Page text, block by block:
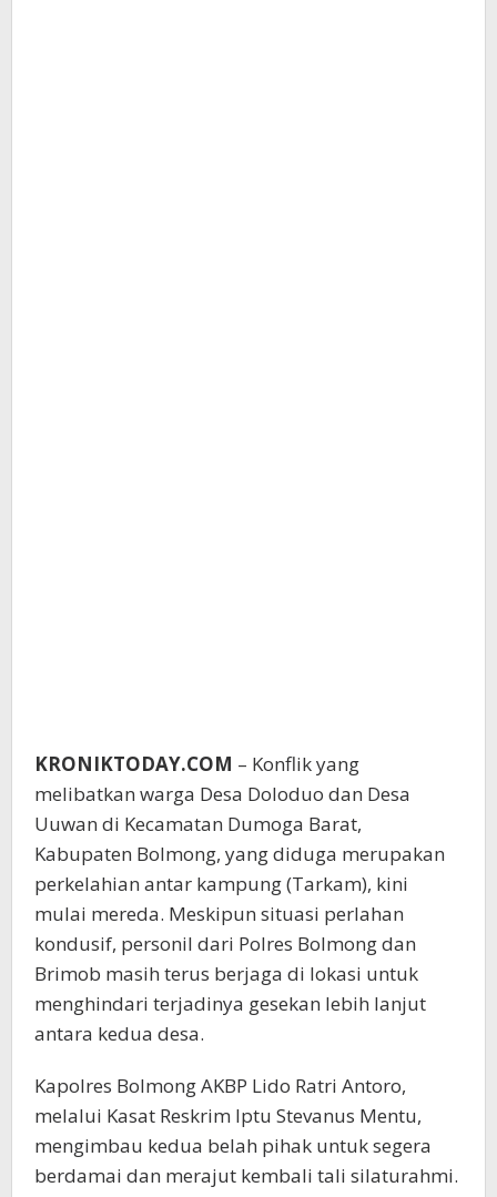
KRONIKTODAY.COM – Konflik yang
melibatkan warga Desa Doloduo dan Desa
Uuwan di Kecamatan Dumoga Barat,
Kabupaten Bolmong, yang diduga merupakan
perkelahian antar kampung (Tarkam), kini
mulai mereda. Meskipun situasi perlahan
kondusif, personil dari Polres Bolmong dan
Brimob masih terus berjaga di lokasi untuk
menghindari terjadinya gesekan lebih lanjut
antara kedua desa.
Kapolres Bolmong AKBP Lido Ratri Antoro,
melalui Kasat Reskrim Iptu Stevanus Mentu,
mengimbau kedua belah pihak untuk segera
berdamai dan merajut kembali tali silaturahmi.